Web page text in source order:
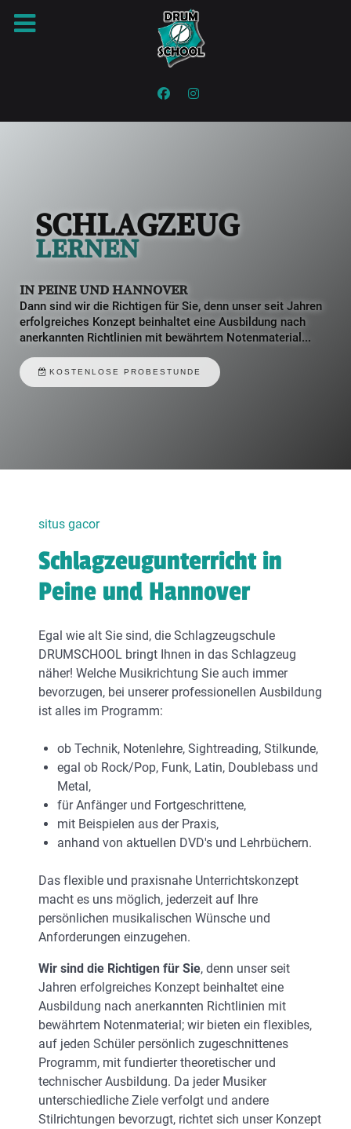
SCHLAGZEUG
LERNEN
IN PEINE UND HANNOVER
Dann sind wir die Richtigen für Sie, denn unser seit Jahren
erfolgreiches Konzept beinhaltet eine Ausbildung nach
anerkannten Richtlinien mit bewährtem Notenmaterial...
KOSTENLOSE PROBESTUNDE
situs gacor
Schlagzeugunterricht in
Peine und Hannover
Egal wie alt Sie sind, die Schlagzeugschule
DRUMSCHOOL bringt Ihnen in das Schlagzeug
näher! Welche Musikrichtung Sie auch immer
bevorzugen, bei unserer professionellen Ausbildung
ist alles im Programm:
ob Technik, Notenlehre, Sightreading, Stilkunde,
egal ob Rock/Pop, Funk, Latin, Doublebass und
Metal,
für Anfänger und Fortgeschrittene,
mit Beispielen aus der Praxis,
anhand von aktuellen DVD's und Lehrbüchern.
Das flexible und praxisnahe Unterrichtskonzept
macht es uns möglich, jederzeit auf Ihre
persönlichen musikalischen Wünsche und
Anforderungen einzugehen.
Wir sind die Richtigen für Sie, denn unser seit
Jahren erfolgreiches Konzept beinhaltet eine
Ausbildung nach anerkannten Richtlinien mit
bewährtem Notenmaterial; wir bieten ein flexibles,
auf jeden Schüler persönlich zugeschnittenes
Programm, mit fundierter theoretischer und
technischer Ausbildung. Da jeder Musiker
unterschiedliche Ziele verfolgt und andere
Stilrichtungen bevorzugt, richtet sich unser Konzept